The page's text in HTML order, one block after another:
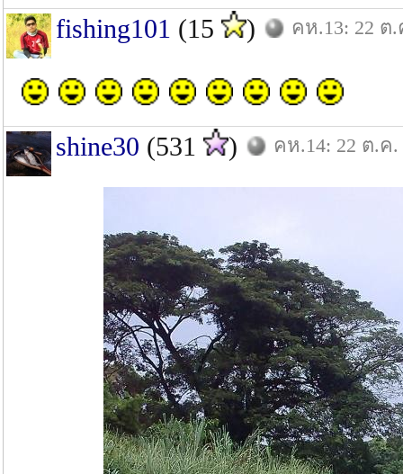
fishing101 (15 ) คห.13: 22 ต.
shine30 (531 ) คห.14: 22 ต.ค.